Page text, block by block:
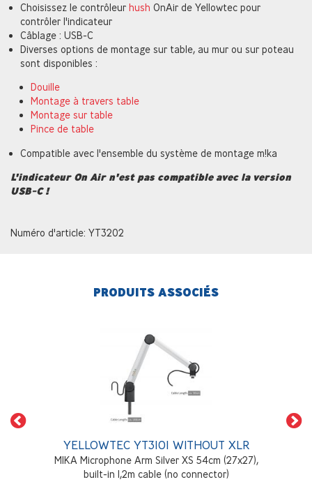
Choisissez le contrôleurhushOnAir de Yellowtec pour
contrôler l'indicateur
Câblage : USB-C
Diverses options de montage sur table, au mur ou sur poteau
sont disponibles :
Douille
Montage à travers table
Montage sur table
Pince de table
Compatible avec l'ensemble du système de montage m!ka
L'indicateur On Air n'est pas compatible avec la version
USB-C !
Numéro d'article: YT3202
PRODUITS ASSOCIÉS
YELLOWTEC YT3101 WITHOUT XLR
MIKA Microphone Arm Silver XS 54cm (27x27),
built-in 1,2m cable (no connector)